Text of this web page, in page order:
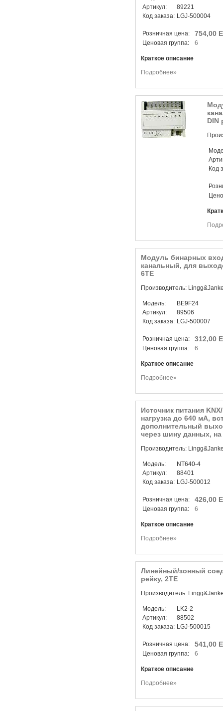
Артикул:
89221
Код заказа: LGJ-500004
Розничная цена: 754,00
Ценовая группа: 6
Краткое описание
Подробнее»
DIN
Код
Модуль бинарных
канальный, для
6TE
Производитель:
Модель:
BE9F24
Артикул:
89506
Код заказа: LGJ-500007
Розничная цена: 312,00
Ценовая группа: 6
Краткое описание
Подробнее»
Источник питания
нагрузка до 640 мА,
дополнительный
через шину данных, на
Производитель:
Модель:
NT640-4
Артикул:
88401
Код заказа: LGJ-500012
Розничная цена: 426,00
Ценовая группа: 6
Краткое описание
Подробнее»
Линейный/зонный
рейку, 2TE
Производитель:
Модель:
LK2-2
Артикул:
88502
Код заказа: LGJ-500015
Розничная цена: 541,00
Ценовая группа: 6
Краткое описание
Подробнее»